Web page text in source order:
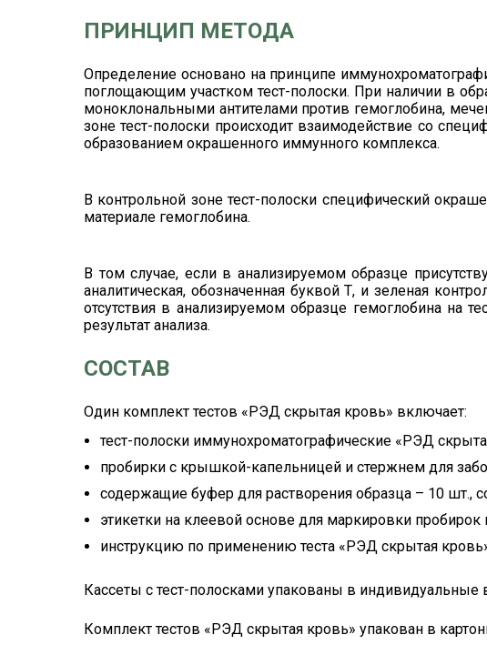
ПРИНЦИП МЕТОДА
Определение основано на принципе
поглощающим участком тест-полоски. При наличии в
моноклональными антителами против гемоглобина,
зоне тест-полоски происходит взаимодействие со
образованием окрашенного иммунного комплекса.
В контрольной зоне тест-полоски специфический
материале гемоглобина.
В том случае, если в анализируемом образце
аналитическая, обозначенная буквой Т, и зеленая
отсутствия в анализируемом образце гемоглобина на
результат анализа.
СОСТАВ
Один комплект тестов «РЭД скрытая кровь» включает:
тест-полоски иммунохроматографические «РЭД
пробирки с крышкой-капельницей и стержнем для
содержащие буфер для растворения образца – 10 шт.,
этикетки на клеевой основе для маркировки
инструкцию по применению теста «РЭД скрытая
Кассеты с тест-полосками упакованы в
Комплект тестов «РЭД скрытая кровь» упакован в